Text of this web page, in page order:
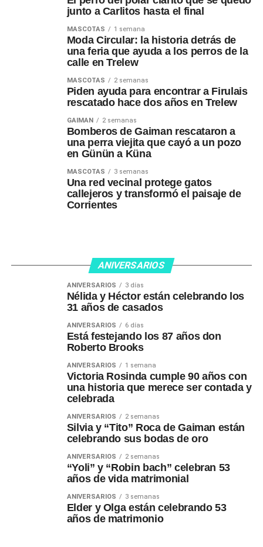
junto a Carlitos hasta el final
MASCOTAS 1 semana
Moda Circular: la historia detrás de
una feria que ayuda a los perros de la
calle en Trelew
MASCOTAS 2 semanas
Piden ayuda para encontrar a Firulais
rescatado hace dos años en Trelew
GAIMAN 2 semanas
Bomberos de Gaiman rescataron a
una perra viejita que cayó a un pozo
en Günün a Küna
MASCOTAS 3 semanas
Una red vecinal protege gatos
callejeros y transformó el paisaje de
Corrientes
ANIVERSARIOS
ANIVERSARIOS 3 días
Nélida y Héctor están celebrando los
31 años de casados
ANIVERSARIOS 6 días
Está festejando los 87 años don
Roberto Brooks
ANIVERSARIOS 1 semana
Victoria Rosinda cumple 90 años con
una historia que merece ser contada y
celebrada
ANIVERSARIOS 2 semanas
Silvia y “Tito” Roca de Gaiman están
celebrando sus bodas de oro
ANIVERSARIOS 2 semanas
“Yoli” y “Robin bach” celebran 53
años de vida matrimonial
ANIVERSARIOS 3 semanas
Elder y Olga están celebrando 53
años de matrimonio